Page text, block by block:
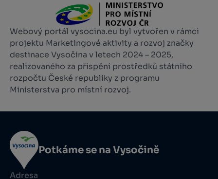
Webový portál vysocina.eu byl vytvořen v rámci
projektu Marketingové aktivity a rozvoj značky
destinace Vysočina v letech 2024 – 2025,
realizovaného za přispění prostředků státního
rozpočtu České republiky z programu
Ministerstva pro místní rozvoj.
Potkáme se na Vysočině
Adresa